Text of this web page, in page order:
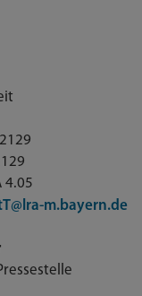
4.05
m.bayern.de